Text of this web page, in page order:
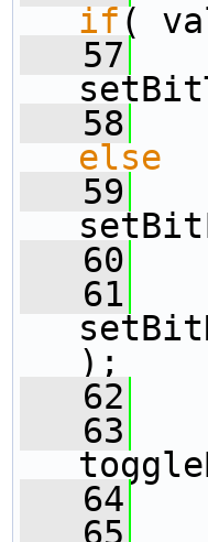
if (
   57
   58
else
   59
   60
   61
);
   62
   63
   64
   65